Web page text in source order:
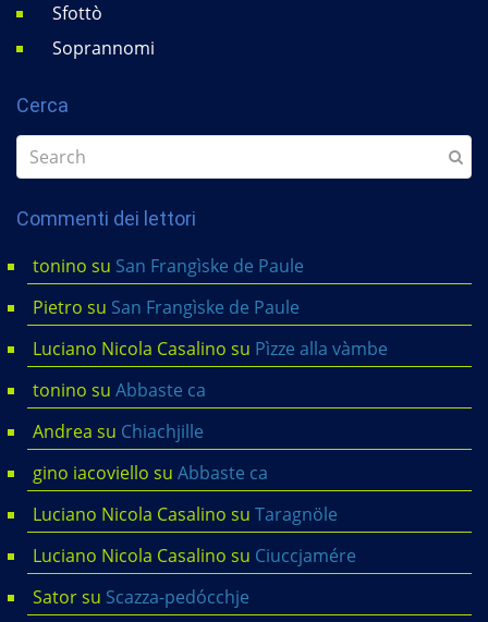
Sfottò
Soprannomi
Cerca
Commenti dei lettori
tonino su San Frangìske de Paule
Pietro su San Frangìske de Paule
Luciano Nicola Casalino su Pìzze alla vàmbe
tonino su Abbaste ca
Andrea su Chiachjille
gino iacoviello su Abbaste ca
Luciano Nicola Casalino su Taragnöle
Luciano Nicola Casalino su Ciuccjamére
Satorsu Scazza-pedócchje